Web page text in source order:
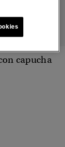
7 8
capucha